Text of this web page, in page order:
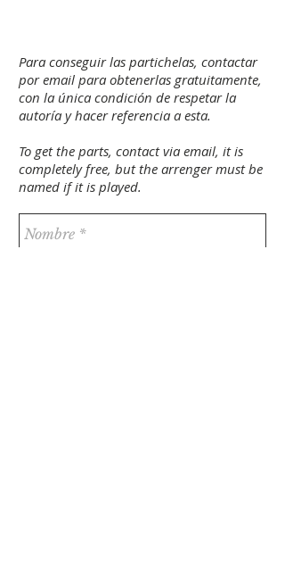
Para conseguir las partichelas, contactar
por email para obtenerlas gratuitamente,
con la única condición de respetar la
autoría y hacer referencia a esta.
To get the parts, contact via email, it is
completely free, but the arrenger must be
named if it is played.